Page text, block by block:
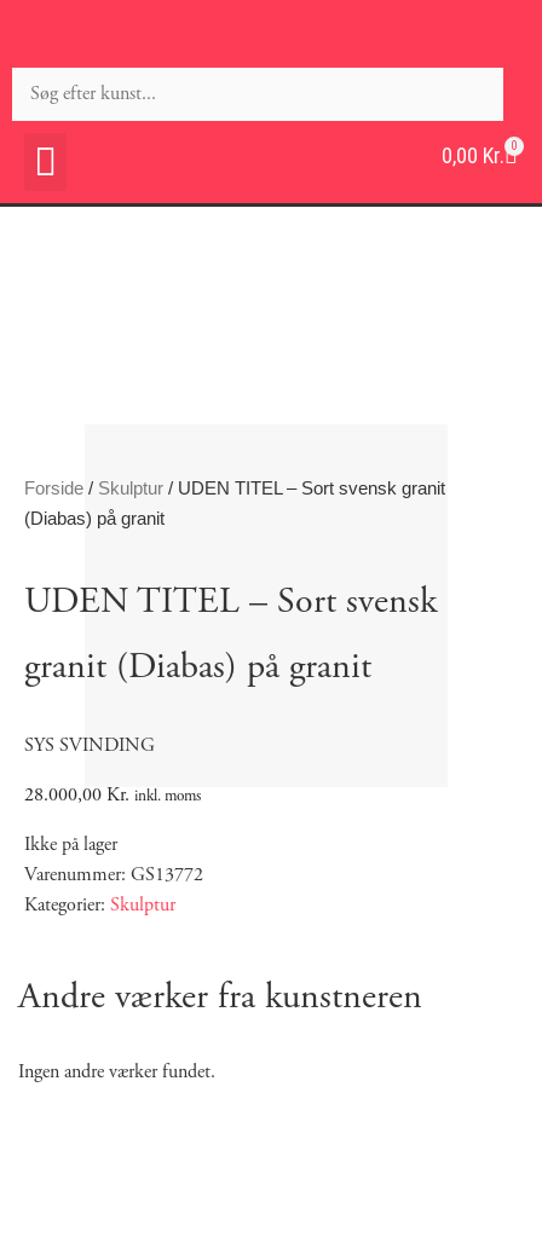
0,00 Kr. 0
Forside / Skulptur / UDEN TITEL – Sort svensk granit
(Diabas) på granit
UDEN TITEL – Sort svensk
granit (Diabas) på granit
SYS SVINDING
28.000,00Kr. inkl. moms
Ikke på lager
Varenummer: GS13772
Kategorier: Skulptur
Andre værker fra kunstneren
Ingen andre værker fundet.